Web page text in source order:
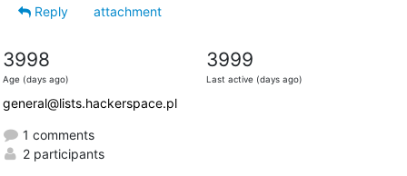
Reply
attachment
3998
Age (days ago)
3999
Last active (days ago)
general@lists.hackerspace.pl
1 comments
2 participants